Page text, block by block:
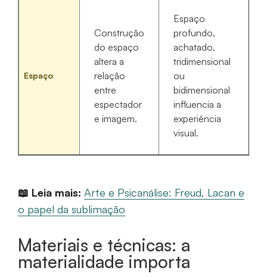
Espaço
Construção
do espaço
altera a
relação
entre
espectador
e imagem.
Espaço
profundo,
achatado,
tridimensional
ou
bidimensional
influencia a
experiência
visual.
📖 Leia mais: Arte e Psicanálise: Freud, Lacan e
o papel da sublimação
Materiais e técnicas: a
materialidade importa